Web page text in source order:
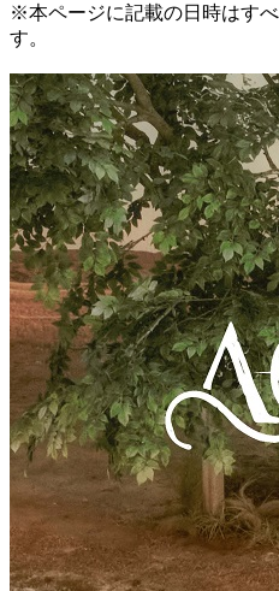
※本ページに記載の日時はす
す。